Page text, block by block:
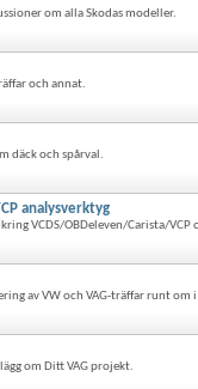
om alla Skodas modeller.
och annat.
däck och spårval.
analysverktyg
VCDS/OBDeleven/Carista/VCP
av VW och VAG-träffar runt om
om Ditt VAG projekt.